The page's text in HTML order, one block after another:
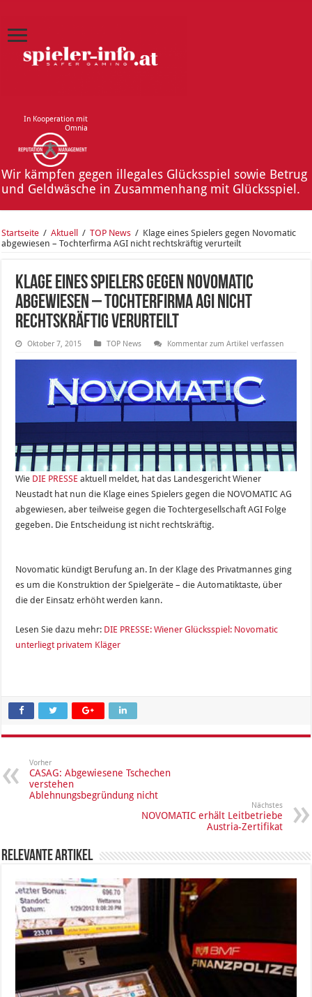
In Kooperation mit
Omnia
Wir kämpfen gegen illegales Glücksspiel sowie Betrug
und Geldwäsche in Zusammenhang mit Glücksspiel.
Startseite / Aktuell / TOP News / Klage eines Spielers gegen Novomatic
abgewiesen – Tochterfirma AGI nicht rechtskräftig verurteilt
Klage eines Spielers gegen Novomatic
abgewiesen – Tochterfirma AGI nicht
rechtskräftig verurteilt
Oktober 7, 2015 TOP News Kommentar zum Artikel verfassen
Wie DIE PRESSE aktuell meldet, hat das Landesgericht Wiener
Neustadt hat nun die Klage eines Spielers gegen die NOVOMATIC AG
abgewiesen, aber teilweise gegen die Tochtergesellschaft AGI Folge
gegeben. Die Entscheidung ist nicht rechtskräftig.
Novomatic kündigt Berufung an. In der Klage des Privatmannes ging
es um die Konstruktion der Spielgeräte – die Automatiktaste, über
die der Einsatz erhöht werden kann.
Lesen Sie dazu mehr: DIE PRESSE: Wiener Glücksspiel: Novomatic
unterliegt privatem Kläger
Vorher
CASAG: Abgewiesene Tschechen
verstehen
Ablehnungsbegründung nicht
Nächstes
NOVOMATIC erhält Leitbetriebe
Austria-Zertifikat
Relevante Artikel